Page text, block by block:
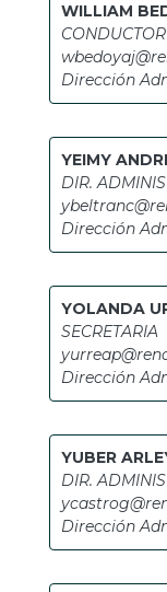
WILLIAM
CONDUCTOR
Dirección
YEIMY
DIR.
Dirección
YOLANDA
SECRETARIA
Dirección
YUBER
DIR.
Dirección